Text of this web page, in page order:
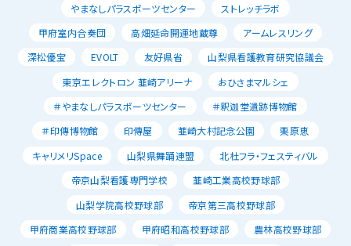
やまなしパラスポーツセンター
ストレッチラボ
甲府室内合奏団
高畑延命開運地蔵尊
アームレスリング
深松優宝
EVOLT 友好県省
山梨県看護教育研究協議会
東京エレクトロン 韮崎アリーナ
おひさまマルシェ
＃やまなしパラスポーツセンター
＃釈迦堂遺跡博物館
＃印傳博物館
印傳屋 韮崎大村記念公園
栗原恵
キャリメリSpace
山梨県舞踊連盟
北杜フラ・フェスティバル
帝京山梨看護専門学校
韮崎工業高校野球部
山梨学院高校野球部
帝京第三高校野球部
甲府商業高校野球部
甲府昭和高校野球部
農林高校野球部